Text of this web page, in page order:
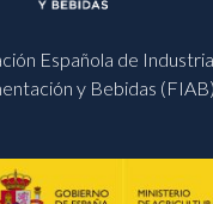
Española de
y Bebidas (FIAB)